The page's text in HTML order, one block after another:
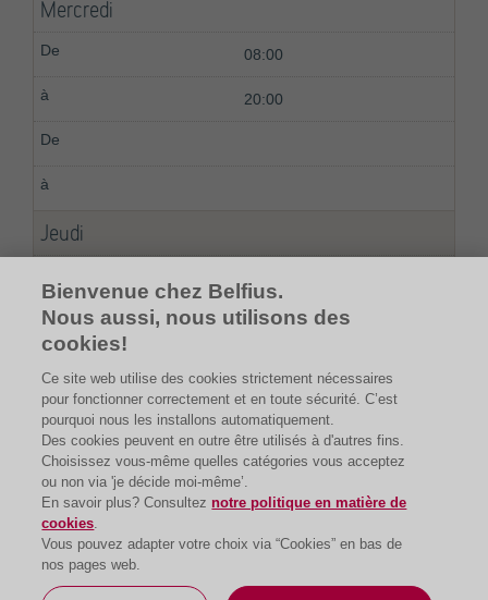
Mercredi
08:00
20:00
Jeudi
20:00
Bienvenue chez Belfius.
Nous aussi, nous utilisons des
cookies!
Ce site web utilise des cookies strictement nécessaires
pour fonctionner correctement et en toute sécurité. C’est
pourquoi nous les installons automatiquement.
Des cookies peuvent en outre être utilisés à d'autres fins.
Choisissez vous-même quelles catégories vous acceptez
ou non via 'je décide moi-même’.
En savoir plus? Consulteznotre politique en matière de
cookies.
Vous pouvez adapter votre choix via “Cookies” en bas de
nos pages web.